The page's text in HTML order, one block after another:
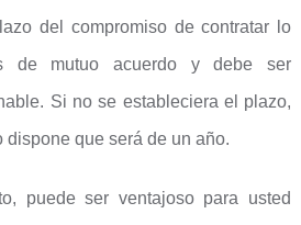
del compromiso de contratar lo
de mutuo acuerdo y debe ser
Si no se estableciera el plazo,
que será de un año.
puede ser ventajoso para usted